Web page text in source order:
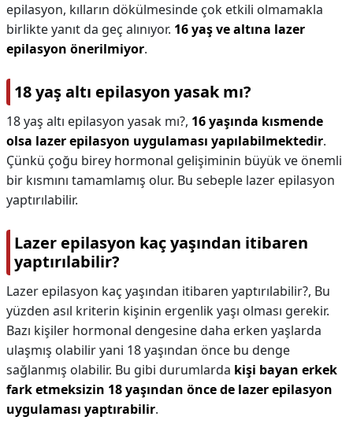
epilasyon, kılların dökülmesinde çok etkili olmamakla
birlikte yanıt da geç alınıyor. 16 yaş ve altına lazer
epilasyon önerilmiyor.
18 yaş altı epilasyon yasak mı?
18 yaş altı epilasyon yasak mı?, 16 yaşında kısmende
olsa lazer epilasyon uygulaması yapılabilmektedir.
Çünkü çoğu birey hormonal gelişiminin büyük ve önemli
bir kısmını tamamlamış olur. Bu sebeple lazer epilasyon
yaptırılabilir.
Lazer epilasyon kaç yaşından itibaren
yaptırılabilir?
Lazer epilasyon kaç yaşından itibaren yaptırılabilir?, Bu
yüzden asıl kriterin kişinin ergenlik yaşı olması gerekir.
Bazı kişiler hormonal dengesine daha erken yaşlarda
ulaşmış olabilir yani 18 yaşından önce bu denge
sağlanmış olabilir. Bu gibi durumlarda kişi bayan erkek
fark etmeksizin 18 yaşından önce de lazer epilasyon
uygulaması yaptırabilir.